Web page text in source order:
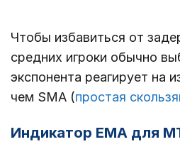
Чтобы избавиться от
средних игроки обычно
экспонента реагирует на
чем SMA (простая
Индикатор EMA для